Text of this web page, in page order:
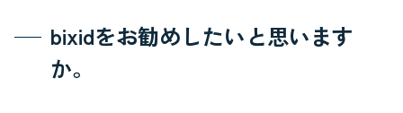
bixidをお勧めしたいと思います
か。